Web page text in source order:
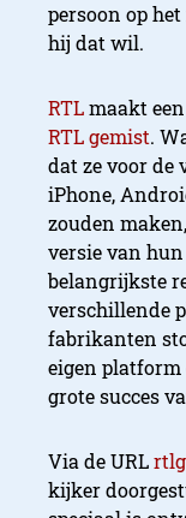
persoon op
hij dat wil.
RTLmaakt
RTL gemist.
dat ze voor de
iPhone,
zouden
versie van hun
belangrijkste
verschillende
fabrikanten
eigen platform
grote succes
Via de URL
kijker